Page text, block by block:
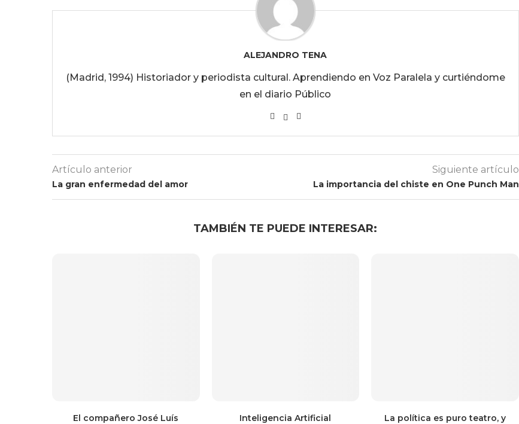
ALEJANDRO TENA
(Madrid, 1994) Historiador y periodista cultural. Aprendiendo en Voz Paralela y curtiéndome
en el diario Público
Artículo anterior
La gran enfermedad del amor
Siguiente artículo
La importancia del chiste en One Punch Man
TAMBIÉN TE PUEDE INTERESAR:
El compañero José Luís Inteligencia Artificial
La política es puro teatro, y